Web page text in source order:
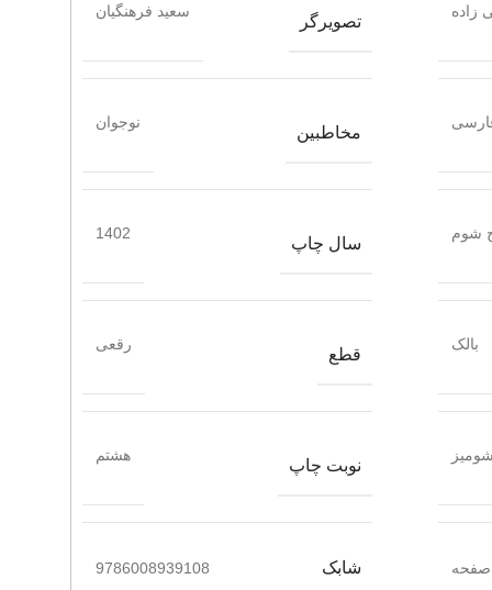
زاده
تصویرگر
سعید فرهنگیان
مخاطبین
نوجوان
شوم
سال چاپ
1402
بالک
قطع
رقعی
شومیز
نوبت چاپ
هشتم
شابک 9786008939108